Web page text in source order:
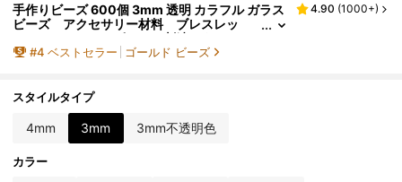
手作りビーズ 600個 3mm 透明 カラフル ガラス
ビーズ アクセサリー材料 ブレスレッ
ト ネックレス ピアス 刺繍 タッセ
ル 衣服 アクセサリー作りの部品
4.90 (1000+)
#4 ベストセラー ゴールド ビーズ
スタイルタイプ
4mm 3mm 3mm不透明色
カラー